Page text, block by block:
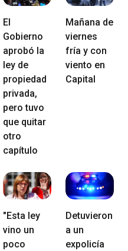
El
Gobierno
aprobó la
ley de
propiedad
privada,
pero tuvo
que quitar
otro
capítulo
Mañana de
viernes
fría y con
viento en
Capital
"Esta ley
vino un
poco
Detuvieron
a un
expolicía